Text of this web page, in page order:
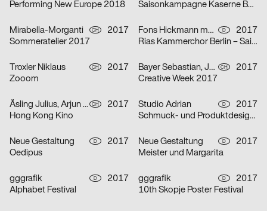
Performing New Europe 2018
Saisonkampagne Kaserne Basel
Mirabella-Morganti CH
2017
Sommeratelier 2017
Fons Hickmann m23 D
2017
Rias Kammerchor Berlin – Saison 2017/2018
Troxler Niklaus CH
2017
Zooom
Bayer Sebastian, Jara Vizcardo Nicole, Despotovic Filip, Meier Aline, Arjun Gilgen CH
2017
Creative Week 2017
Åsling Julius, Arjun Gilgen CH
2017
Hong Kong Kino
Studio Adrian D
2017
Schmuck- und Produktdesignausstellung im Stadtmuseum Düsseldorf
Neue Gestaltung D
2017
Oedipus
Neue Gestaltung D
2017
Meister und Margarita
gggrafik D
2017
Alphabet Festival
gggrafik D
2017
10th Skopje Poster Festival